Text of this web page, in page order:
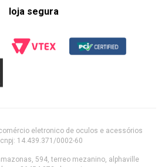
loja segura
eletronico de oculos e acessórios
14.439.371/0002-60
594, terreo mezanino, alphaville